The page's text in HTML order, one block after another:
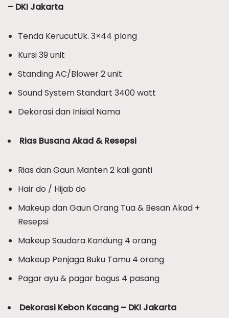
– DKI Jakarta
Tenda KerucutUk. 3×44 plong
Kursi 39 unit
Standing AC/Blower 2 unit
Sound System Standart 3400 watt
Dekorasi dan Inisial Nama
Rias Busana Akad & Resepsi
Rias dan Gaun Manten 2 kali ganti
Hair do / Hijab do
Makeup dan Gaun Orang Tua & Besan Akad +
Resepsi
Makeup Saudara Kandung 4 orang
Makeup Penjaga Buku Tamu 4 orang
Pagar ayu & pagar bagus 4 pasang
Dekorasi Kebon Kacang – DKI Jakarta